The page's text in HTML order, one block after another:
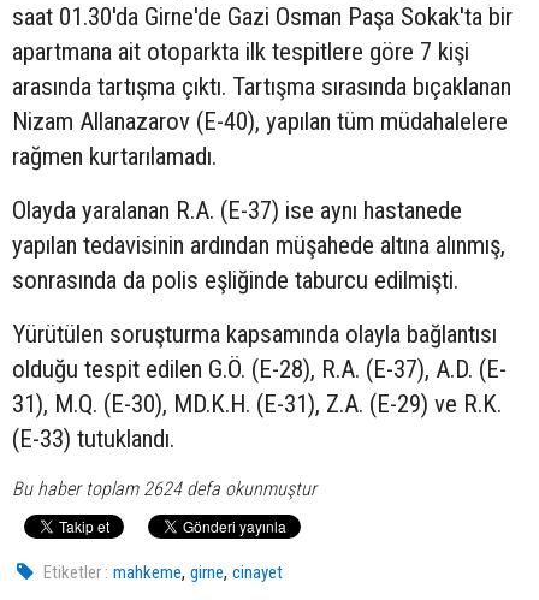
saat 01.30'da Girne'de Gazi Osman Paşa Sokak'ta bir
apartmana ait otoparkta ilk tespitlere göre 7 kişi
arasında tartışma çıktı. Tartışma sırasında bıçaklanan
Nizam Allanazarov (E-40), yapılan tüm müdahalelere
rağmen kurtarılamadı.
Olayda yaralanan R.A. (E-37) ise aynı hastanede
yapılan tedavisinin ardından müşahede altına alınmış,
sonrasında da polis eşliğinde taburcu edilmişti.
Yürütülen soruşturma kapsamında olayla bağlantısı
olduğu tespit edilen G.Ö. (E-28), R.A. (E-37), A.D. (E-
31), M.Q. (E-30), MD.K.H. (E-31), Z.A. (E-29) ve R.K.
(E-33) tutuklandı.
Bu haber toplam 2624 defa okunmuştur
Etiketler : mahkeme,girne,cinayet